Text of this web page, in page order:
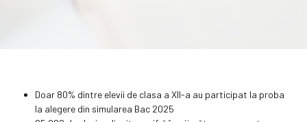
Doar 80% dintre elevii de clasa a XII-a au participat la proba
la alegere din simularea Bac 2025